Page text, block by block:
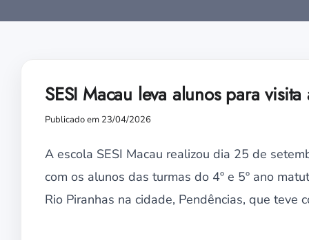
SESI Macau leva alunos para
Publicado em 23/04/2026
A escola SESI Macau realizou dia 25 de
com os alunos das turmas do 4º e 5º ano
Rio Piranhas na cidade, Pendências, que teve